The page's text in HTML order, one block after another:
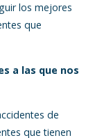
los mejores
que
a las que nos
de
que tienen